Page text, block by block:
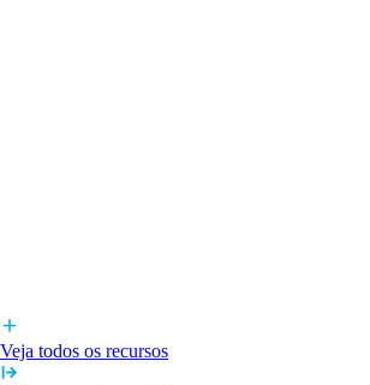
Veja todos os recursos